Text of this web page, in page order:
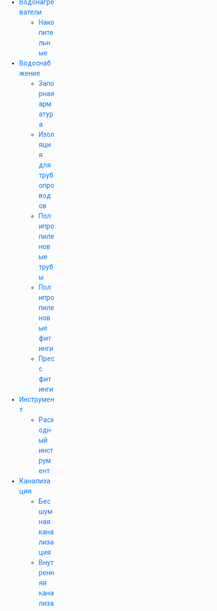
Водонагре
ватели
Нако
пите
льн
ые
Водоснаб
жение
Запо
рная
арм
атур
а
Изол
яци
я
для
труб
опро
вод
ов
Пол
ипро
пиле
нов
ые
труб
ы
Пол
ипро
пиле
нов
ые
фит
инги
Прес
с
фит
инги
Инструмен
т
Расх
одн
ый
инст
рум
ент
Канализа
ция
Бес
шум
ная
кана
лиза
ция
Внут
ренн
яя
кана
лиза